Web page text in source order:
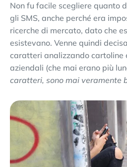
Non fu facile scegliere quanto
gli SMS, anche perché era
ricerche di mercato, dato che
esistevano. Venne quindi
caratteri analizzando cartoline
aziendali (che mai erano più
caratteri, sono mai veramente